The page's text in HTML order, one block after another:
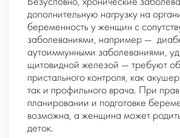
Безусловно, хронические
дополнительную нагрузку на
беременность у женщин с
заболеваниями, например —
аутоиммунными заболеваниями,
щитовидной железой — требуют
пристального контроля, как
так и профильного врача. При
планировании и подготовке
возможна, а женщина может
деток.